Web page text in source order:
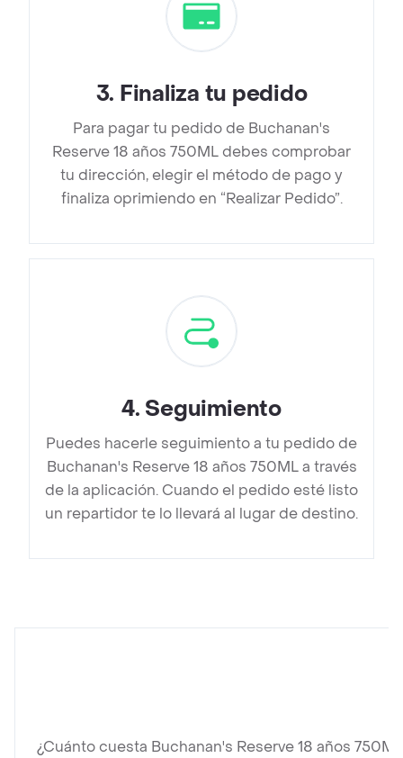
3. Finaliza tu pedido
Para pagar tu pedido de Buchanan's
Reserve 18 años 750ML debes comprobar
tu dirección, elegir el método de pago y
finaliza oprimiendo en “Realizar Pedido”.
4. Seguimiento
Puedes hacerle seguimiento a tu pedido de
Buchanan's Reserve 18 años 750ML a través
de la aplicación. Cuando el pedido esté listo
un repartidor te lo llevará al lugar de destino.
¿Cuánto cuesta Buchanan's Reserve 18 años